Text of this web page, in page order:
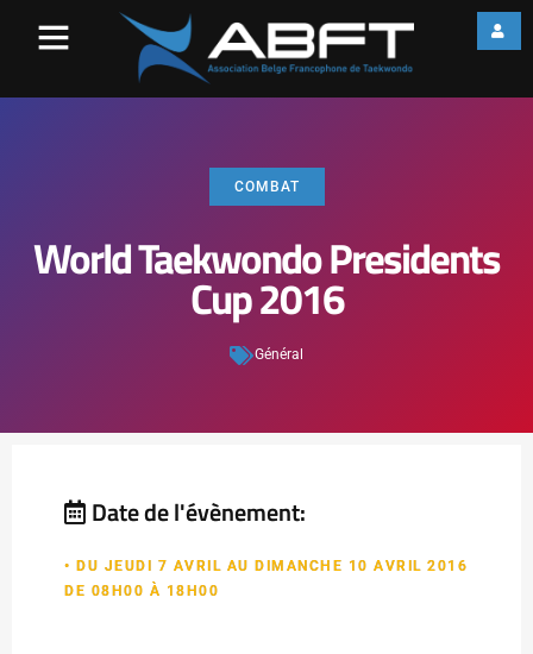
COMBAT
World Taekwondo Presidents
Cup 2016
Général
Date de l'évènement:
• DU JEUDI 7 AVRIL AU DIMANCHE 10 AVRIL 2016
DE 08H00 À 18H00